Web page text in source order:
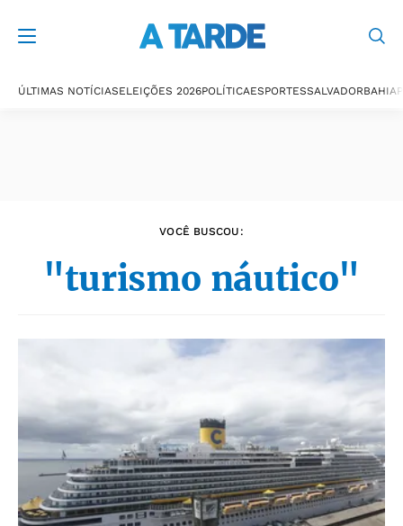
ÚLTIMAS NOTÍCIASELEIÇÕES 2026POLÍTICAESPORTESSALVADORBAHIA
VOCÊ BUSCOU:
"turismo náutico"